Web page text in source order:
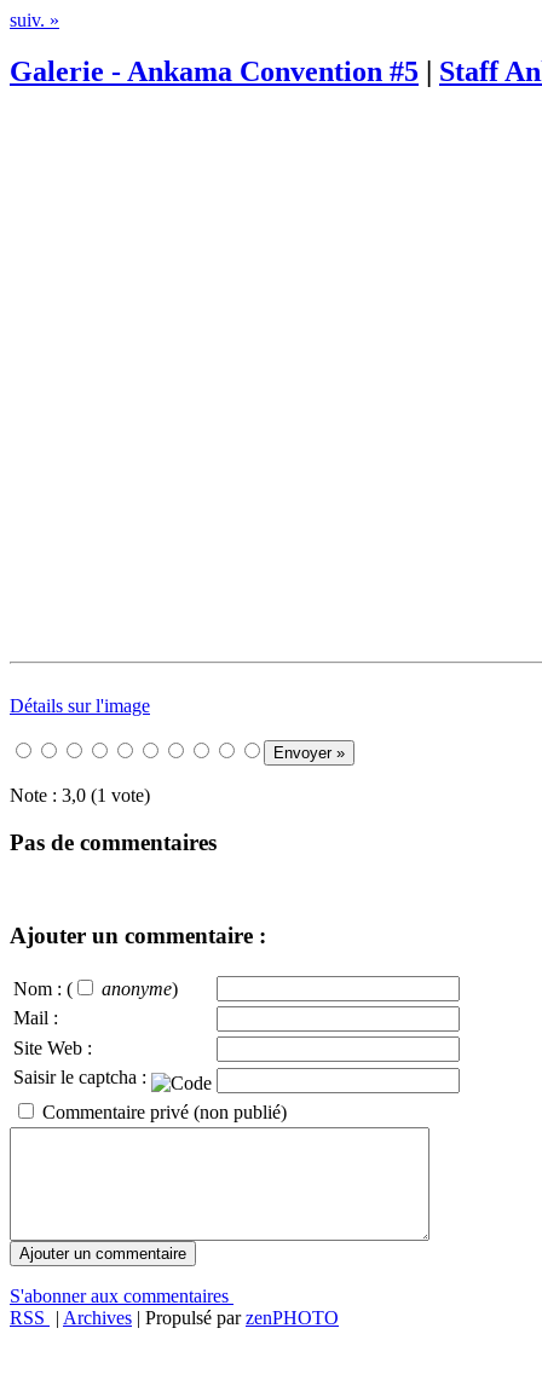
suiv. »
Galerie - Ankama Convention #5 | Staff
Détails sur l'image
Note : 3,0 (1 vote)
Pas de commentaires
Ajouter un commentaire :
Nom : ( anonyme)
Mail :
Site Web :
Saisir le captcha :
Commentaire privé (non publié)
S'abonner aux commentaires
RSS
| Archives | Propulsé parzenPHOTO